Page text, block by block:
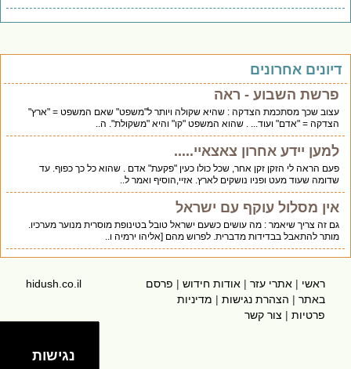
דיונים אחרונים
פרשת השבוע - ראה
עצוב שכך מסתכמת הצדקה : שהיא שקולה ויותר ל"משפט" שאם המשפט = "ארץ"
הצדקה = "אדם" ועוד... . שהוא המשפט "קו" והיא "משקולת". ה..
למען יידע אחרון צאצאיי.....
פעם הראה לי הזקן זקן אחר, שכל כולו כעין "פקעת" אדם . שהוא כל כך כפוף. עד
שדומה שעוד מעט ופניו נושקים לארץ. אזיי,הוסיף ואמר ל..
אין מסלול עוקף עם ישראל
גם זה צריך שיאמר : מה עושים כשעם ישראל טובל בטינופת מוסרית מנוער מערכיו.
מותר להתאבל בבדידות מדברית. לפרוש מהם [אליהו ירמיה ו..
ראשי | אתרי עזר | אודות חידוש | פרסם
באתר | הצהרת נגישות | מדיניות
פרטיות | צור קשר
hidush.co.il
נגישות